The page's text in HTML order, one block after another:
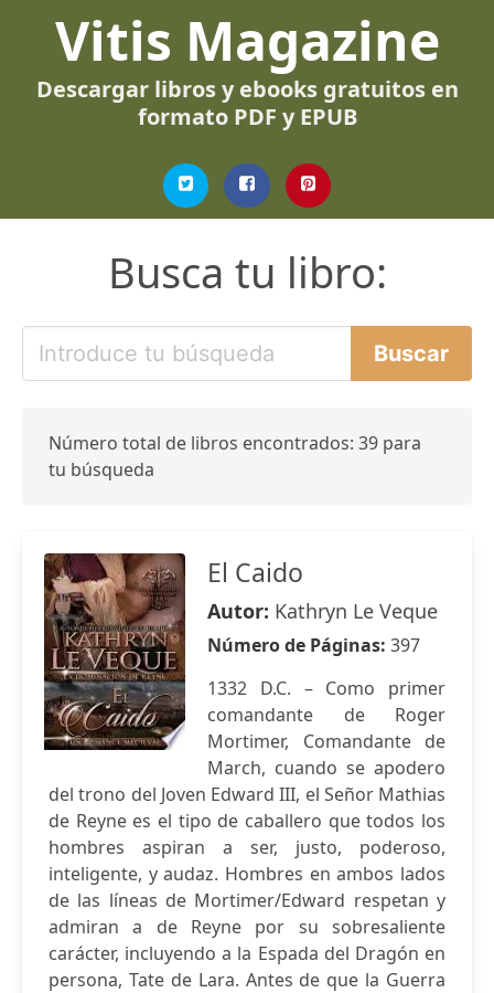
Vitis Magazine
Descargar libros y ebooks gratuitos en
formato PDF y EPUB
Busca tu libro:
Número total de libros encontrados: 39 para
tu búsqueda
El Caido
Autor: Kathryn Le Veque
Número de Páginas: 397
1332 D.C. – Como primer
comandante de Roger
Mortimer, Comandante de
March, cuando se apodero
del trono del Joven Edward III, el Señor Mathias
de Reyne es el tipo de caballero que todos los
hombres aspiran a ser, justo, poderoso,
inteligente, y audaz. Hombres en ambos lados
de las líneas de Mortimer/Edward respetan y
admiran a de Reyne por su sobresaliente
carácter, incluyendo a la Espada del Dragón en
persona, Tate de Lara. Antes de que la Guerra